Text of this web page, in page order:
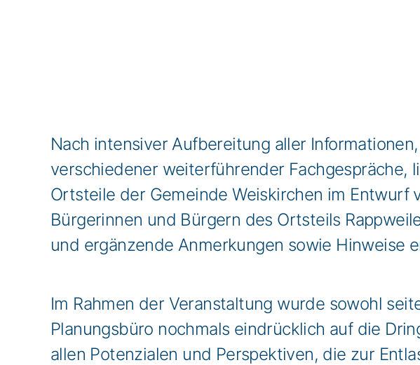
Nach intensiver Aufbereitung aller
verschiedener weiterführender
Ortsteile der Gemeinde Weiskirchen im
Bürgerinnen und Bürgern des Ortsteils
und ergänzende Anmerkungen sowie Hinweise
Im Rahmen der Veranstaltung wurde sowohl
Planungsbüro nochmals eindrücklich auf die
allen Potenzialen und Perspektiven, die zur